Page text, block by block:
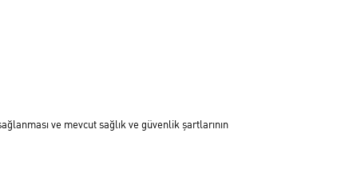
ve mevcut sağlık ve güvenlik şartlarının